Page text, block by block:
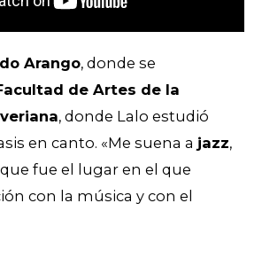
Arango, donde se
de Artes de la
, donde Lalo estudió
en canto. «Me suena a jazz,
fue el lugar en el que
con la música y con el